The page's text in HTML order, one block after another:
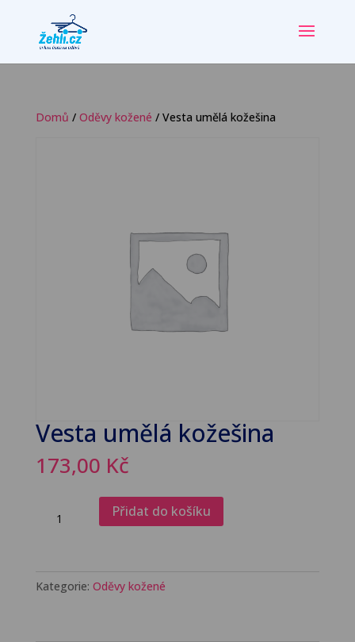
Domů / Oděvy kožené / Vesta umělá kožešina
Vesta umělá kožešina
173,00 Kč
umělá
Přidat do košíku
Kategorie: Oděvy kožené